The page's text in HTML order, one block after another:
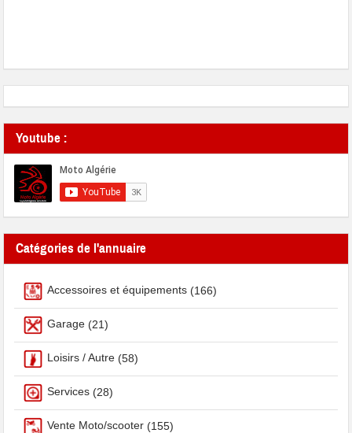
Youtube :
Catégories de l'annuaire
Accessoires et équipements (166)
Garage (21)
Loisirs / Autre (58)
Services (28)
Vente Moto/scooter (155)